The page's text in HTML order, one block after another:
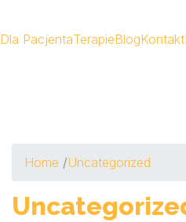
Dla PacjentaTerapieBlogKontakt
Home /Uncategorized